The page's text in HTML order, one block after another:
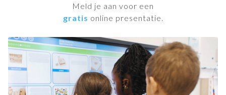
Meld je aan voor een
gratis online presentatie.